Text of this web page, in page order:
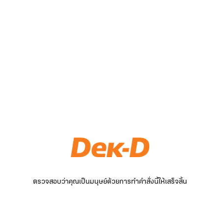
ตรวจสอบว่าคุณเป็นมนุษย์ด้วยการทำคำสั่งนี้ให้เสร็จสิ้น